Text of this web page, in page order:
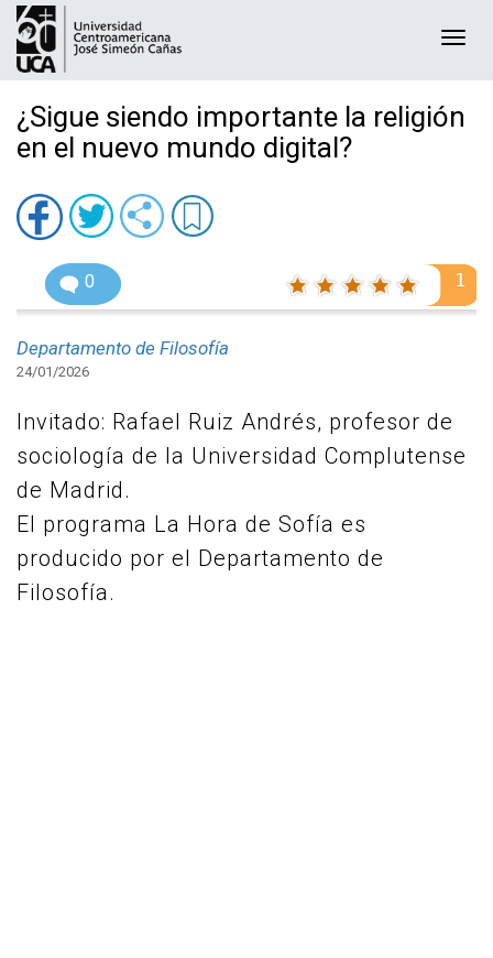
¿Sigue siendo importante la religión
en el nuevo mundo digital?
0 1
Departamento de Filosofía
24/01/2026
Invitado: Rafael Ruiz Andrés, profesor de
sociología de la Universidad Complutense
de Madrid.
El programa La Hora de Sofía es
producido por el Departamento de
Filosofía.